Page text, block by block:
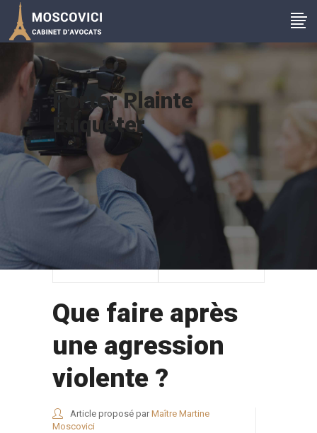
Porter Plainte
Étiqueter
commentaires
Que faire après
une agression
violente ?
Article proposé par Maître Martine
Moscovici